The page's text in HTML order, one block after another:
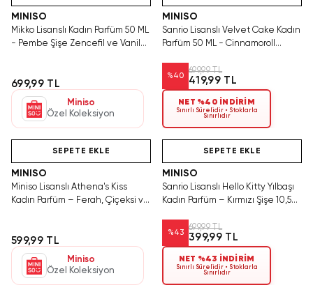
MINISO
Mikko Lisanslı Kadın Parfüm 50 ML
- Pembe Şişe Zencefil ve Vanilya
699,99 TL
Miniso
Özel Koleksiyon
MINISO
Sanrio Lisanslı Velvet Cake Kadın
Parfüm 50 ML - Cinnamoroll
Parfüm
%40
699,99 TL
419,99 TL
NET %40 İNDİRİM
Sınırlı Sürelidir • Stoklarla
Sınırlıdır
SEPETE EKLE
MINISO
Miniso Lisanslı Athena's Kiss
Kadın Parfüm – Ferah, Çiçeksi ve
599,99 TL
Miniso
Özel Koleksiyon
Tükenmeden Satın Al
SEPETE EKLE
MINISO
Sanrio Lisanslı Hello Kitty Yılbaşı
Kadın Parfüm – Kırmızı Şişe 10,5
%43
699,99 TL
399,99 TL
NET %43 İNDİRİM
Sınırlı Sürelidir • Stoklarla
Sınırlıdır